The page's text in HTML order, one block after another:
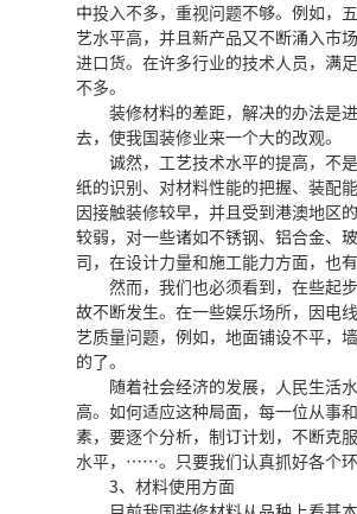
中投入不多，重视问题不够。例如，
艺水平高，并且新产品又不断涌入市
进口货。在许多行业的技术人员，满
不多。
装修材料的差距，解决的办法是进
去，使我国装修业来一个大的改观。
诚然，工艺技术水平的提高，不是
纸的识别、对材料性能的把握、装配
因接触装修较早，并且受到港澳地区
较弱，对一些诸如不锈钢、铝合金、
司，在设计力量和施工能力方面，也
然而，我们也必须看到，在些起步
故不断发生。在一些娱乐场所，因电
艺质量问题，例如，地面铺设不平，
的了。
随着社会经济的发展，人民生活水
高。如何适应这种局面，每一位从事
素，要逐个分析，制订计划，不断克
水平，……。只要我们认真抓好各个环
3、材料使用方面